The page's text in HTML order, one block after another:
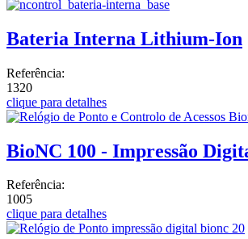
Bateria Interna Lithium-Ion
Referência:
1320
clique para detalhes
BioNC 100 - Impressão
Referência:
1005
clique para detalhes